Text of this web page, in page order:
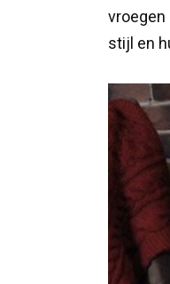
vroegen
stijl en